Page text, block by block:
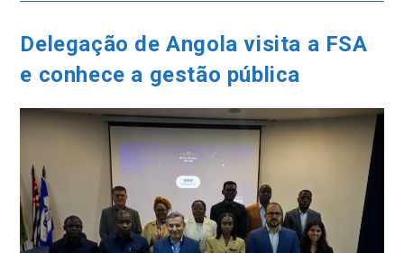
Graduação
E
Delegação de Angola visita a FSA
e conhece a gestão pública